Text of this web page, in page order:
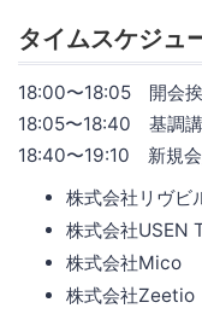
タイムスケジュ
18:00〜18:05 開会
18:05〜18:40 基調
18:40〜19:10 新規会
株式会社リヴビ
株式会社USEN
株式会社Mico
株式会社Zeetio